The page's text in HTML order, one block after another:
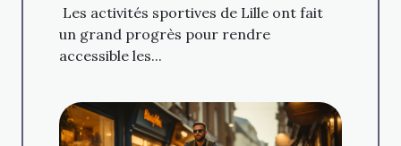
Les activités sportives de Lille ont fait
un grand progrès pour rendre
accessible les...